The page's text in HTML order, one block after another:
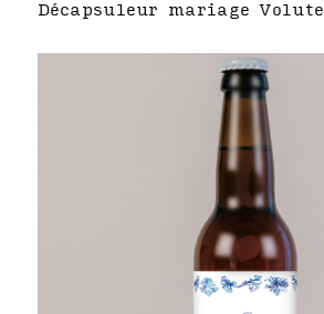
Décapsuleur mariage Volute